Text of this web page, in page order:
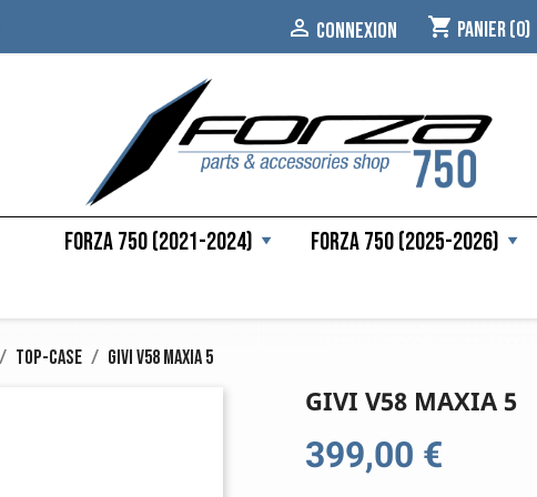
 CONNEXION shopping_cart Panier(0)
Forza 750 (2021-2024) Forza 750 (2025-2026)
Top-Case GIVI V58 Maxia 5
GIVI V58 MAXIA 5
399,00 €